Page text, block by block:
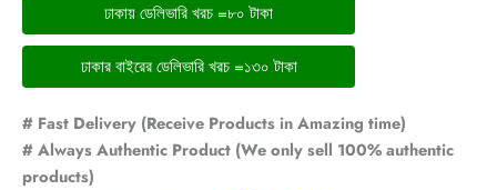
ঢাকায় ডেলিভারি খরচ =৮০ টাকা
ঢাকার বাইরের ডেলিভারি খরচ =১৩০ টাকা
# Fast Delivery (Receive Products in Amazing time)
# Always Authentic Product (We only sell 100% authentic
products)